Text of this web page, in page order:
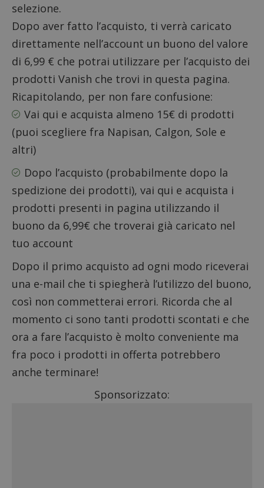
selezione.
Dopo aver fatto l’acquisto, ti verrà caricato
direttamente nell’account un buono del valore
di 6,99 € che potrai utilizzare per l’acquisto dei
prodotti Vanish che trovi in questa pagina.
Ricapitolando, per non fare confusione:
Vai qui e acquista almeno 15€ di prodotti
(puoi scegliere fra Napisan, Calgon, Sole e
altri)
Dopo l’acquisto (probabilmente dopo la
spedizione dei prodotti), vai qui e acquista i
prodotti presenti in pagina utilizzando il
buono da 6,99€ che troverai già caricato nel
tuo account
Dopo il primo acquisto ad ogni modo riceverai
una e-mail che ti spiegherà l’utilizzo del buono,
così non commetterai errori. Ricorda che al
momento ci sono tanti prodotti scontati e che
ora a fare l’acquisto è molto conveniente ma
fra poco i prodotti in offerta potrebbero
anche terminare!
Sponsorizzato: